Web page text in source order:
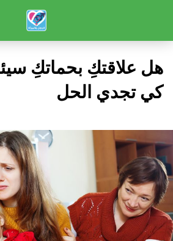
هل علاقتكِ بحماتكِ
كي تجدي الحل